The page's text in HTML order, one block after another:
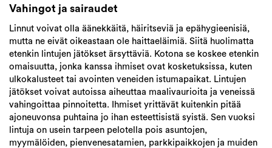
Vahingot ja sairaudet
Linnut voivat olla äänekkäitä, häiritseviä ja epähygieenisiä,
mutta ne eivät oikeastaan ole haittaeläimiä. Siitä huolimatta
etenkin lintujen jätökset ärsyttäviä. Kotona se koskee etenkin
omaisuutta, jonka kanssa ihmiset ovat kosketuksissa, kuten
ulkokalusteet tai avointen veneiden istumapaikat. Lintujen
jätökset voivat autoissa aiheuttaa maalivaurioita ja veneissä
vahingoittaa pinnoitetta. Ihmiset yrittävät kuitenkin pitää
ajoneuvonsa puhtaina jo ihan esteettisistä syistä. Sen vuoksi
lintuja on usein tarpeen pelotella pois asuntojen,
myymälöiden, pienvenesatamien, parkkipaikkojen ja muiden